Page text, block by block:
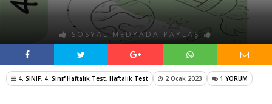
SOSYAL MEDYADA PAYLAŞ
4. SINIF, 4. Sınıf Haftalık Test, Haftalık Test 2 Ocak 2023 1 YORUM